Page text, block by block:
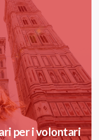
per i volontari